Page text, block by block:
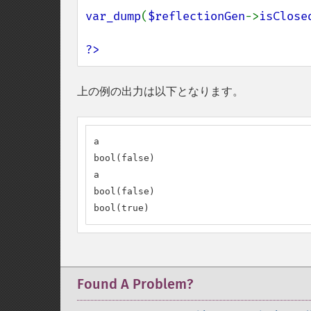
var_dump($reflectionGen->
?>
上の例の出力は以下となります。
a
bool(false)
a
bool(false)
bool(true)
Found A Problem?